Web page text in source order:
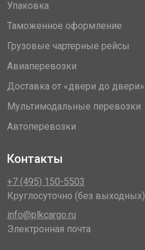
Упаковка
Таможенное оформление
Грузовые чартерные рейсы
Авиаперевозки
Доставка от «двери до двери»
Мультимодальные перевозки
Автоперевозки
Контакты
+7 (495) 150-5503
Круглосуточно (без выходных)
info@plkcargo.ru
Электронная почта